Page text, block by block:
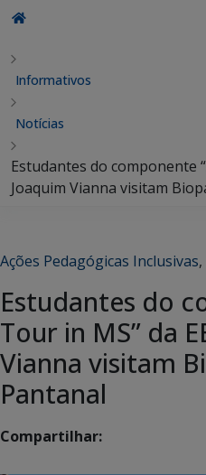
Informativos
Notícias
Estudantes do componente
Joaquim Vianna visitam
Ações Pedagógicas Inclusivas,
Estudantes do
Tour in MS” da
Vianna visitam
Pantanal
Compartilhar: